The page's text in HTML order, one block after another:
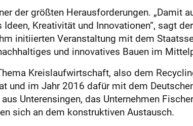
der größten Herausforderungen. „Damit
Kreativität und Innovationen“, sagt der
ini­tiierten Veranstaltung mit dem
und innovatives Bauen im
Kreislaufwirtschaft, also dem
und im Jahr 2016 dafür mit dem
Unterensingen, das Unternehmen
sich an dem konstruktiven Austausch.